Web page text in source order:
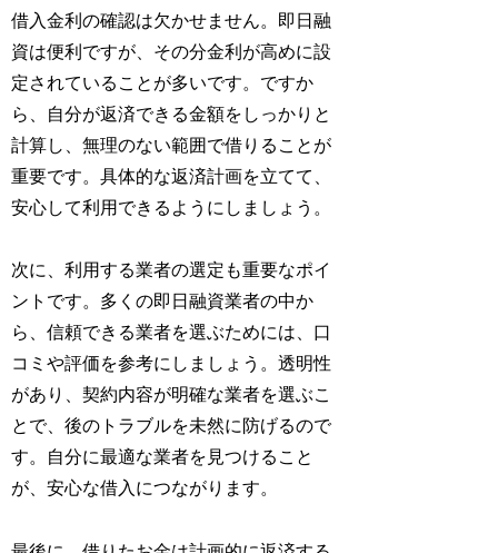
借入金利の確認は欠かせません。即日融
資は便利ですが、その分金利が高めに設
定されていることが多いです。ですか
ら、自分が返済できる金額をしっかりと
計算し、無理のない範囲で借りることが
重要です。具体的な返済計画を立てて、
安心して利用できるようにしましょう。
次に、利用する業者の選定も重要なポイ
ントです。多くの即日融資業者の中か
ら、信頼できる業者を選ぶためには、口
コミや評価を参考にしましょう。透明性
があり、契約内容が明確な業者を選ぶこ
とで、後のトラブルを未然に防げるので
す。自分に最適な業者を見つけること
が、安心な借入につながります。